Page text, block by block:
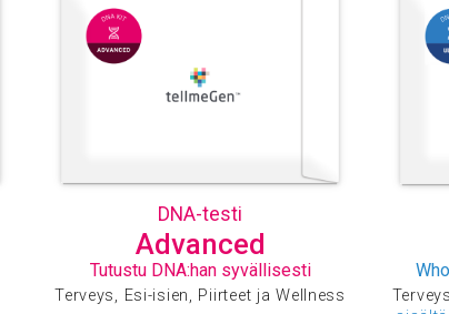
DNA-testi
Advanced
Tutustu DNA:han syvällisesti
Terveys, Esi-isien, Piirteet ja Wellness